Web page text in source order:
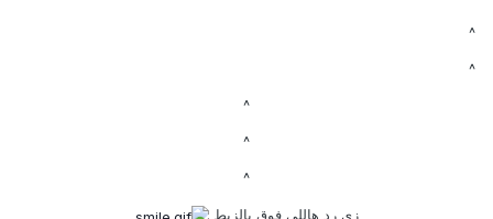
^
^
^
^
^
زي رد هاللي فوق بالزبط